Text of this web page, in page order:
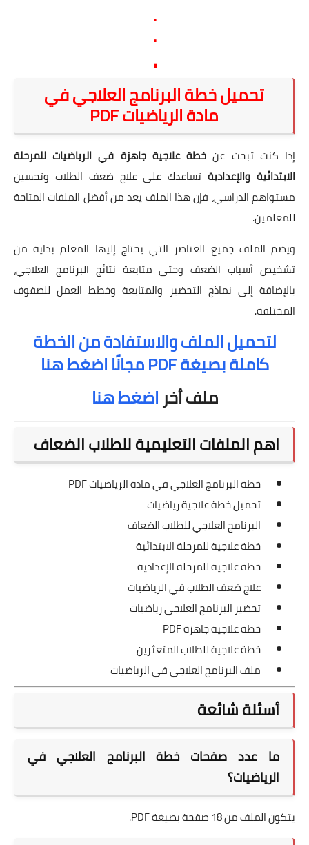
.
.
.
تحميل خطة البرنامج العلاجي في
مادة الرياضيات PDF
إذا كنت تبحث عن خطة علاجية جاهزة في الرياضيات للمرحلة
الابتدائية والإعداديةتساعدك على علاج ضعف الطلاب وتحسين
مستواهم الدراسي، فإن هذا الملف يعد من أفضل الملفات المتاحة
للمعلمين.
ويضم الملف جميع العناصر التي يحتاج إليها المعلم بداية من
تشخيص أسباب الضعف وحتى متابعة نتائج البرنامج العلاجي،
بالإضافة إلى نماذج التحضير والمتابعة وخطط العمل للصفوف
المختلفة.
لتحميل الملف والاستفادة من الخطة
كاملة بصيغة PDF مجانًا اضغط هنا
ملف أخراضغط هنا
اهم الملفات التعليمية للطلاب الضعاف
خطة البرنامج العلاجي في مادة الرياضيات PDF
تحميل خطة علاجية رياضيات
البرنامج العلاجي للطلاب الضعاف
خطة علاجية للمرحلة الابتدائية
خطة علاجية للمرحلة الإعدادية
علاج ضعف الطلاب في الرياضيات
تحضير البرنامج العلاجي رياضيات
خطة علاجية جاهزة PDF
خطة علاجية للطلاب المتعثرين
ملف البرنامج العلاجي في الرياضيات
أسئلة شائعة
ما عدد صفحات خطة البرنامج العلاجي في
الرياضيات؟
يتكون الملف من 18 صفحة بصيغة PDF.